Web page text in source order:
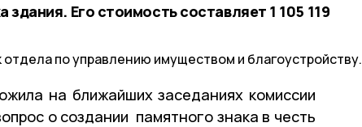
Его стоимость составляет 1 105 119
по управлению имуществом и благоустройству.
на ближайших заседаниях комиссии
о создании памятного знака в честь